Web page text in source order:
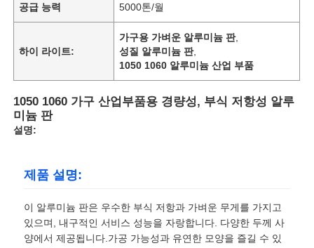
공급 능력 5000톤/월
하이 라이트:
가구용 가벼운 알루미늄 판,
성질 알루미늄 판,
1050 1060 알루미늄 산업 부품
1050 1060 가구 산업부품용 경량성, 부식 저항성 알루
미늄 판
설명:
제품 설명:
이 알루미늄 판은 우수한 부식 저항과 가벼운 무게를 가지고
있으며, 내구적인 서비스 성능을 자랑합니다. 다양한 두께 사
양에서 제공됩니다.가공 가능성과 유연한 모양을 즐길 수 있